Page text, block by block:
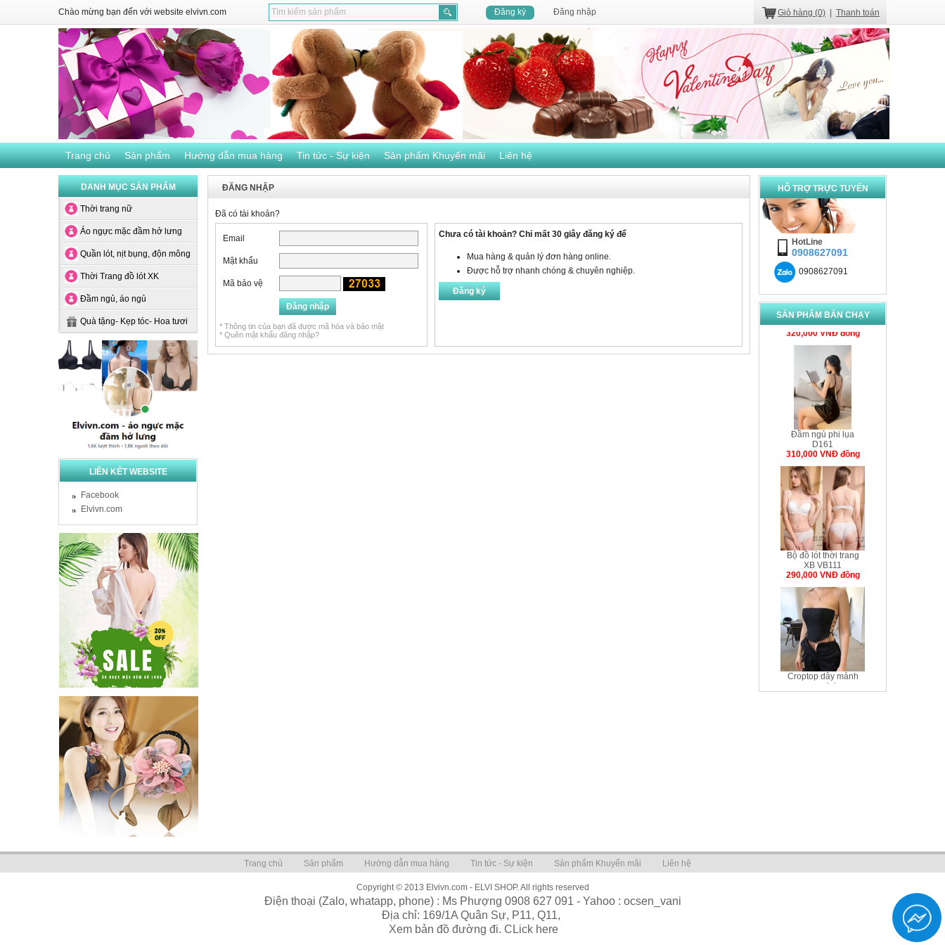
Chào mừng bạn đến với website elvivn.com Đăng ký Đăng nhập Giỏ hàng (0) | Thanh toán
Trang chủ Sản phẩm Hướng dẫn mua hàng Tin tức - Sự kiện Sản phẩm Khuyến mãi Liên hệ
DANH MỤC SẢN PHẨM
Thời trang nữ
Áo ngực mặc đầm hở lưng
Quần lót, nịt bụng, độn mông
Thời Trang đồ lót XK
Đầm ngủ, áo ngủ
Quà tặng- Kẹp tóc- Hoa tươi
LIÊN KẾT WEBSITE
Facebook
Elvivn.com
ĐĂNG NHẬP
Đã có tài khoản?
Email
Mật khẩu
Mã bảo vệ
* Thông tin của bạn đã được mã hóa và bảo mật
* Quên mật khẩu đăng nhập?
Chưa có tài khoản? Chỉ mất 30 giây đăng ký để
Mua hàng & quản lý đơn hàng online.
Được hỗ trợ nhanh chóng & chuyên nghiệp.
Đăng ký
HỖ TRỢ TRỰC TUYẾN
HotLine
0908627091
0908627091
SẢN PHẨM BÁN CHẠY
300,000 VNÐ đồng
Đầm ngủ ren mỏng
D326
290,000 VNÐ đồng
Áo ngực chữ U cúp w
multi An112
260,000 VNÐ đồng
Áo ngực chữ T
Vj8053
320,000 VNÐ đồng
Đầm ngủ phi lụa
D161
310,000 VNÐ đồng
Bộ đồ lót thời trang
XB VB111
290,000 VNÐ đồng
Croptop dây mảnh
cực xinh
Trang chủ Sản phẩm Hướng dẫn mua hàng Tin tức - Sự kiện Sản phẩm Khuyến mãi Liên hệ
Copyright © 2013 Elvivn.com - ELVI SHOP. All rights reserved
Điện thoại (Zalo, whatapp, phone) : Ms Phượng 0908 627 091 - Yahoo : ocsen_vani
Địa chỉ: 169/1A Quân Sự, P11, Q11,
Xem bản đồ đường đi. CLick here